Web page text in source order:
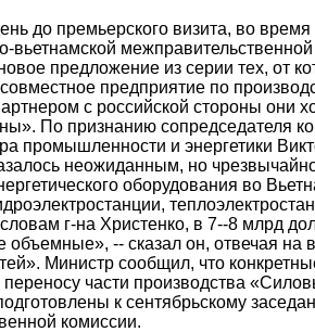
до премьерского визита, во время
вьетнамской
предложение из серии тех, от
предприятие по
с российской стороны они
По признанию сопредседателя
промышленности и энергетики
неожиданным, но
оборудования во
г-на Христенко, в 7--8 млрд
объемные», -- сказал он, отвечая на
Министр сообщил, что
части производства
к сентябрьскому
комиссии.